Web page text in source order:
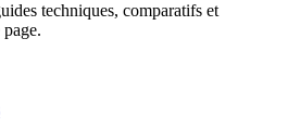
techniques, comparatifs et
page.